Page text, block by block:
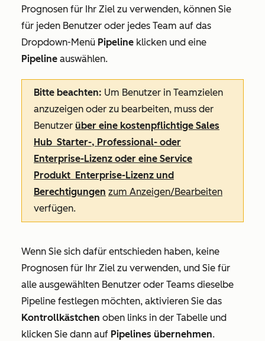
Prognosen für Ihr Ziel zu verwenden, können Sie
für jeden Benutzer oder jedes Team auf das
Dropdown-Menü Pipeline klicken und eine
Pipeline auswählen.
Bitte beachten: Um Benutzer in Teamzielen
anzuzeigen oder zu bearbeiten, muss der
Benutzer über eine kostenpflichtige Sales
Hub Starter-, Professional- oder
Enterprise-Lizenz oder eine Service
Produkt Enterprise-Lizenz und
Berechtigungen zum Anzeigen/Bearbeiten
verfügen.
Wenn Sie sich dafür entschieden haben, keine
Prognosen für Ihr Ziel zu verwenden, und Sie für
alle ausgewählten Benutzer oder Teams dieselbe
Pipeline festlegen möchten, aktivieren Sie das
Kontrollkästchen oben links in der Tabelle und
klicken Sie dann auf Pipelines übernehmen.